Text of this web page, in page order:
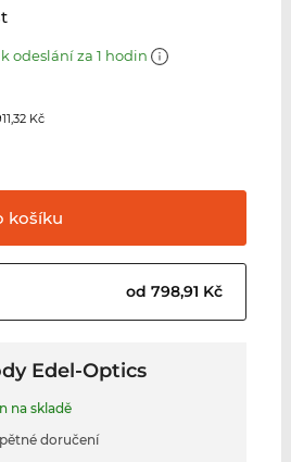
odeslání za 1 hodin
Kč
košíku
od 798,91 Kč
Edel-Optics
na skladě
doručení